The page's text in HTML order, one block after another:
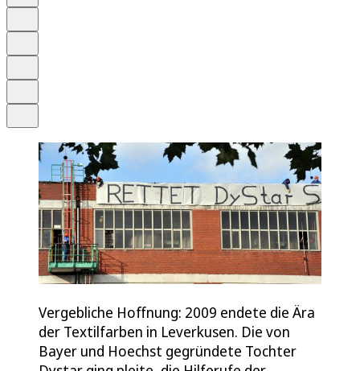
Vergebliche Hoffnung: 2009 endete die Ära
der Textilfarben in Leverkusen. Die von
Bayer und Hoechst gegründete Tochter